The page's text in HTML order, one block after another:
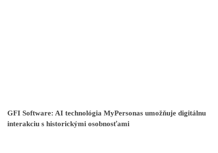
GFI Software: AI technológia MyPersonas umožňuje digitálnu
interakciu s historickými osobnosťami